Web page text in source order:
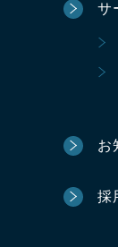
サ
お
採